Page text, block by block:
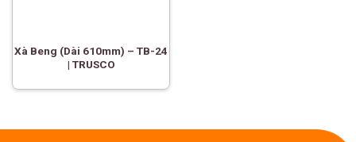
Xà Beng (Dài 610mm) – TB-24
| TRUSCO